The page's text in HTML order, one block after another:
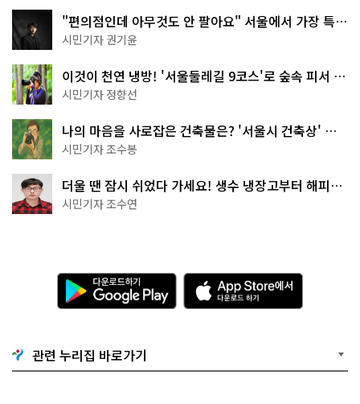
"편의점인데 아무것도 안 팔아요" 서울에서 가장 특별
한 편의점의 정체
시민기자 권기윤
이것이 천연 냉방! '서울둘레길 9코스'로 숲속 피서 떠
나볼까
시민기자 정향선
나의 마음을 사로잡은 건축물은? '서울시 건축상' 수
상작 공개!
시민기자 조수봉
더울 땐 잠시 쉬었다 가세요! 생수 냉장고부터 해피소
·무더위쉼터까지
시민기자 조수연
다
운
로
기
G
o
A
p
p
e
관련 누리집 바로가기